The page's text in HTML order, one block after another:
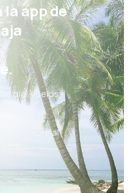
la app de
día: vuelos,
reservas
siempre al